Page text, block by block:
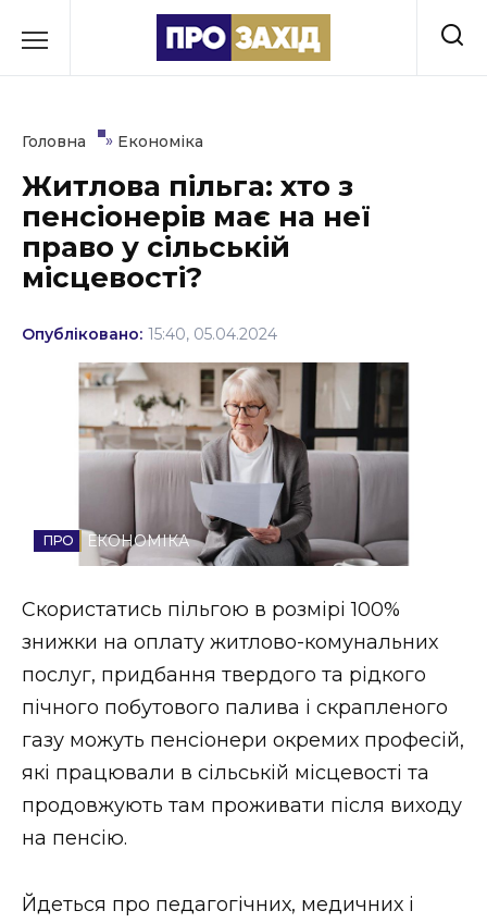
до
Культура
Освіта
Політика
Спорт
Стиль життя
Втрачений Ужгород
Втрачений Ужгород (відеоверсія)
ЗАКАРПАТСЬКІ НОВИНИ
НОВИНИ ЗАХІДНОЇ УКРАЇНИ
ФОТО
Головна » Економіка
Житлова пільга: хто з
пенсіонерів має на неї
право у сільській
місцевості?
Опубліковано: 15:40, 05.04.2024
ЕКОНОМІКА
Скористатись пільгою в розмірі 100%
знижки на оплату житлово-комунальних
послуг, придбання твердого та рідкого
пічного побутового палива і скрапленого
газу можуть пенсіонери окремих професій,
які працювали в сільській місцевості та
продовжують там проживати після виходу
на пенсію.
Йдеться про педагогічних, медичних і